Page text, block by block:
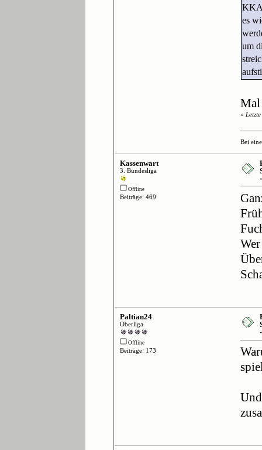
KKA
es
um
Mal
«
Bei
Kassenwart
3. Bundesliga
Offline
Beiträge: 469
Paltian24
Oberliga
Offline
Beiträge: 173